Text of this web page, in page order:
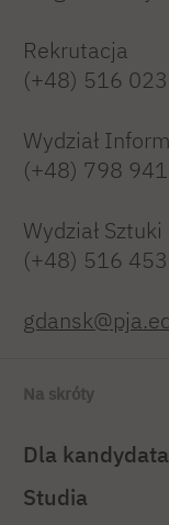
Rekrutacja
(+48) 516
Wydział
(+48) 798
Wydział
(+48) 516
Na skróty
Dla kandydata
Studia